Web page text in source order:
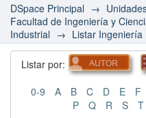
DSpace Principal →
Facultad de Ingeniería y
Industrial → Listar
Listar por:
0-9 A B C D E F
P
Q R S T